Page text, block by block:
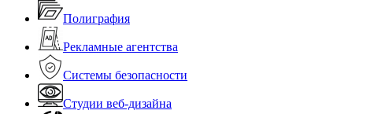
Полиграфия
Рекламные агентства
Системы безопасности
Студии веб-дизайна